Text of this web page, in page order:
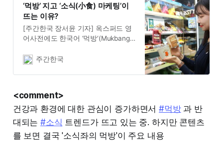
‘먹방’ 지고 ‘소식(小食) 마케팅’이
뜨는 이유?
[주간한국 장서윤 기자] 옥스퍼드 영
어사전에도 한국어 ‘먹방‘(Mukbang)
한 인기를 끌었던 먹방의 시대가 저
들의 소식 습관이 화제가 되면서 이
들을 소재로 한 프로그램도 여럿 만
들어졌다. 남들보다 적게 천천히 먹
는 사람을 뜻하는 ‘소식좌’라는 신조
어도 일상적으로 쓰이고 있다. 소식
주간한국
<comment>
건강과 환경에 대한 관심이 증가하면서#먹방과 반
대되는#소식 트렌드가 뜨고 있는 중. 하지만 콘텐츠
를 보면 결국 '소식좌의 먹방'이 주요 내용